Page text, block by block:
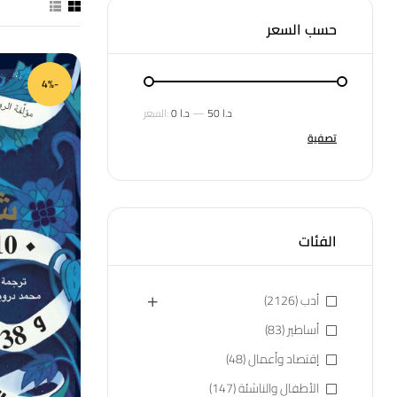
-4%
حسب السعر
تصفية
السعر: 0 د.ا— 50 د.ا
الفئات
أدب(2126)
أساطير(83)
إقتصاد وأعمال(48)
الأطفال والناشئة(147)